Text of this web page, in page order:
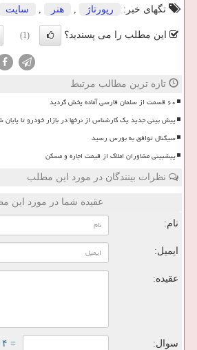
تگهای خبر:
رپورتاژ , هنر , سایت
این مطلب را می پسندید؟ (1)
تازه ترین مطالب مرتبط
۶۰ قسمت از سلمان فارسی آماده پخش گردید
پیش بینی جدید یک کارشناس از نرخها در بازار خودرو تا پایان
سیگنال توافق به بورس رسید
پیشبینی مشاوران املاک از قیمت اجاره و مسکن
نظرات بینندگان در مورد این مطلب
عقیده شما در مورد این
نام:
ایمیل:
عقیده:
سوال: = ۴ بعلاوه ۲